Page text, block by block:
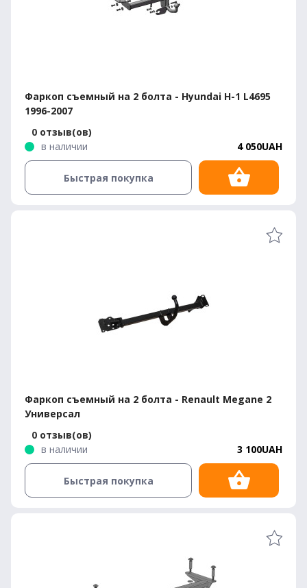
Фаркоп съемный на 2 болта - Hyundai H-1 L4695
1996-2007
0 отзыв(ов)
в наличии
4 050UAH
Быстрая покупка
Фаркоп съемный на 2 болта - Renault Megane 2
Универсал
0 отзыв(ов)
в наличии
3 100UAH
Быстрая покупка